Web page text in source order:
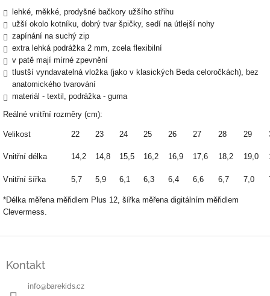
lehké, měkké, prodyšné bačkory užšího střihu
užší okolo kotníku, dobrý tvar špičky, sedí na útlejší nohy
zapínání na suchý zip
extra lehká podrážka 2 mm, zcela flexibilní
v patě mají mírné zpevnění
tlustší vyndavatelná vložka (jako v klasických Beda celoročkách), bez
anatomického tvarování
materiál - textil, podrážka - guma
Reálné vnitřní rozměry (cm):
Velikost 22 23 24 25 26 27 28 29
Vnitřní délka 14,2 14,8 15,5 16,2 16,9 17,6 18,2 19,0
Vnitřní šířka 5,7 5,9 6,1 6,3 6,4 6,6 6,7 7,0
*Délka měřena měřidlem Plus 12, šířka měřena digitálním měřidlem
Clevermess.
Kontakt
info@barekids.cz